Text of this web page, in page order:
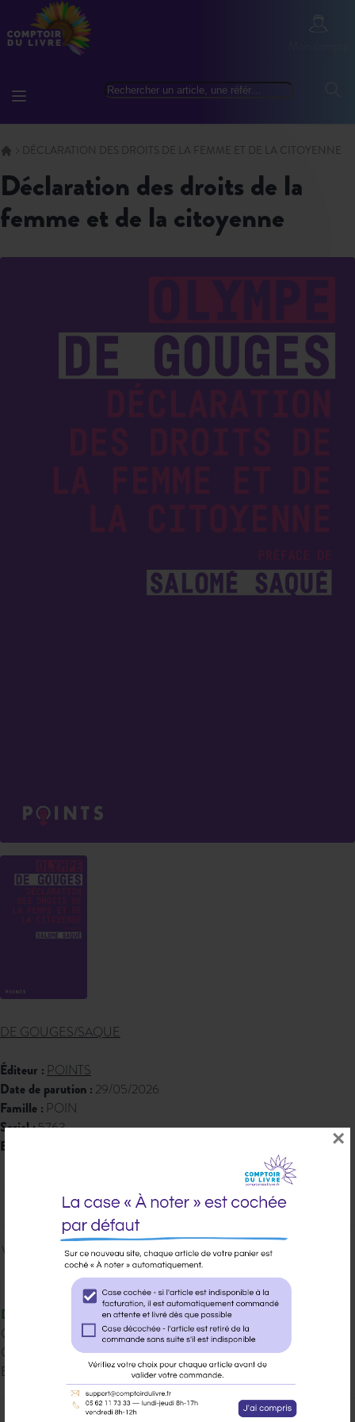
×
Allez au contenu
Rechercher
Mon
DÉCLARATION DES DROITS DE LA FEMME ET DE LA CITOYENNE
déclaration des droits de la
femme et de la citoyenne
DE GOUGES/SAQUE
Éditeur : POINTS
Date de parution : 29/05/2026
Famille : POIN
Seriel :5763
EAN 13 :
Veuillez vousconnecterpour ajouter
au panier cet article.
Disponible
Qté dispo en magasin : 27
Gisement : 00-MDS-1-D
Etat Dilicom : Disponible